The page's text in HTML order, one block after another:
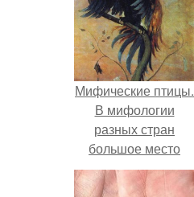
Мифические птицы.
В мифологии
разных стран
большое место
занимают образы
птиц.